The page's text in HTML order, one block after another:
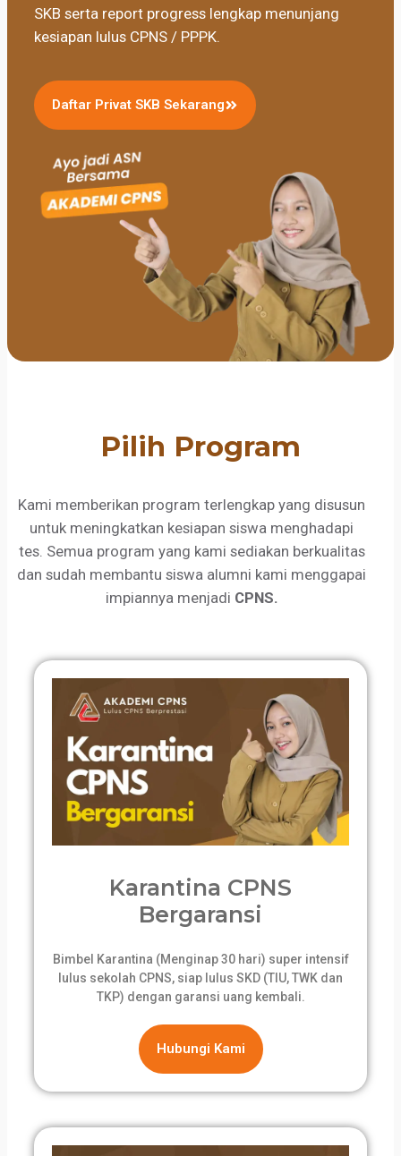
SKB serta report progress lengkap menunjang
kesiapan lulus CPNS / PPPK.
Daftar Privat SKB Sekarang
Pilih Program
Kami memberikan program terlengkap yang disusun
untuk meningkatkan kesiapan siswa menghadapi
tes. Semua program yang kami sediakan berkualitas
dan sudah membantu siswa alumni kami menggapai
impiannya menjadi CPNS.
Karantina CPNS
Bergaransi
Bimbel Karantina (Menginap 30 hari) super intensif
lulus sekolah CPNS, siap lulus SKD (TIU, TWK dan
TKP) dengan garansi uang kembali.
Hubungi Kami